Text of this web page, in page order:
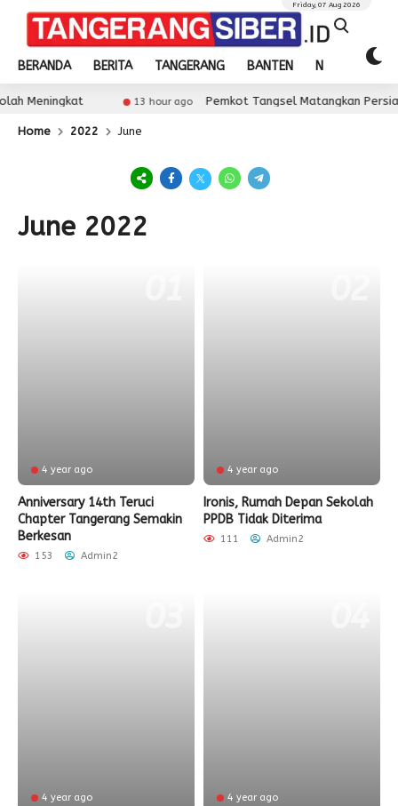
BERANDA BERITA TANGERANG BANTEN NASIONAL
Friday, 07 Aug 2026
Meningkat 13 hour ago Pemkot Tangsel Matangkan
Home 2022 June
June 2022
4 year ago
Anniversary 14th Teruci
Chapter Tangerang Semakin
Berkesan
153 Admin2
4 year ago
Ironis, Rumah Depan Sekolah
PPDB Tidak Diterima
111 Admin2
4 year ago 4 year ago